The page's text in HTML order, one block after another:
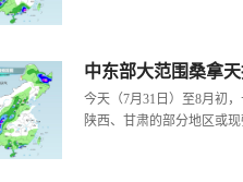
中东部大范围桑拿
今天（7月31日）至8月初
陕西、甘肃的部分地区或